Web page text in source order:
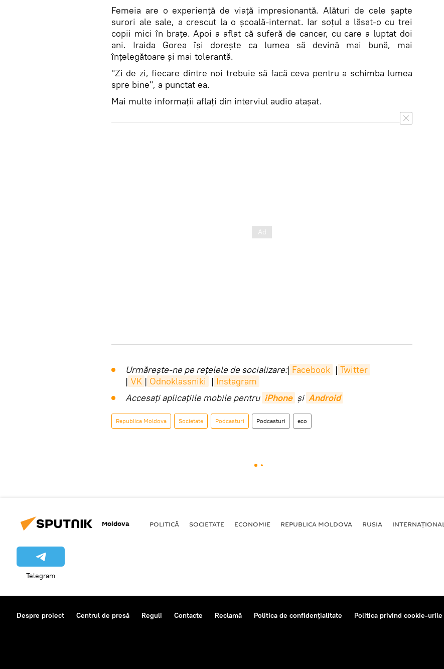
Femeia are o experiență de viață impresionantă. Alături de cele șapte
surori ale sale, a crescut la o școală-internat. Iar soțul a lăsat-o cu trei
copii mici în brațe. Apoi a aflat că suferă de cancer, cu care a luptat doi
ani. Iraida Gorea își dorește ca lumea să devină mai bună, mai
înțelegătoare și mai tolerantă.
"Zi de zi, fiecare dintre noi trebuie să facă ceva pentru a schimba lumea
spre bine", a punctat ea.
Mai multe informații aflați din interviul audio atașat.
Urmărește-ne pe rețelele de socializare:| Facebook | Twitter
| VK | Odnoklassniki | Instagram
Accesaţi aplicaţiile mobile pentru iPhone și Android
Republica Moldova Societate Podcasturi Podcasturi eco
Moldova POLITICĂ SOCIETATE ECONOMIE REPUBLICA MOLDOVA RUSIA INTERNAȚIONAL
Telegram
Despre proiect Centrul de presă Reguli Contacte Reclamă Politica de confidențialitate Politica privind cookie-urile